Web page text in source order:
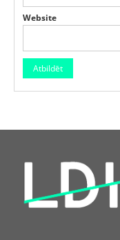
Website